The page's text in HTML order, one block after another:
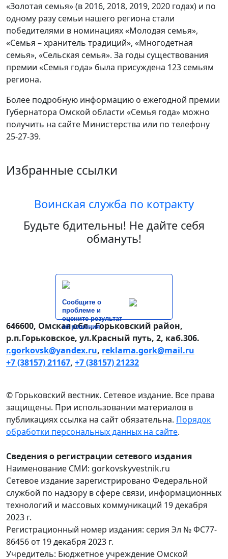
«Золотая семья» (в 2016, 2018, 2019, 2020 годах) и по
одному разу семьи нашего региона стали
победителями в номинациях «Молодая семья»,
«Семья – хранитель традиций», «Многодетная
семья», «Сельская семья». За годы существования
премии «Семья года» была присуждена 123 семьям
региона.
Более подробную информацию о ежегодной премии
Губернатора Омской области «Семья года» можно
получить на сайте Министерства или по телефону
25-27-39.
Избранные ссылки
Воинская служба по котракту
Будьте бдительны! Не дайте себя
обмануть!
Сообщите о
проблеме и
оцените результат
её решения
646600, Омская обл., Горьковский район,
р.п.Горьковское, ул.Красный путь, 2, каб.306.
r.gorkovsk@yandex.ru, reklama.gork@mail.ru
+7 (38157) 21167, +7 (38157) 21232
© Горьковский вестник. Сетевое издание. Все права
защищены. При использовании материалов в
публикациях ссылка на сайт обязательна. Порядок
обработки персональных данных на сайте.
Сведения о регистрации сетевого издания
Наименование СМИ: gorkovskyvestnik.ru
Сетевое издание зарегистрировано Федеральной
службой по надзору в сфере связи, информационных
технологий и массовых коммуникаций 19 декабря
2023 г.
Регистрационный номер издания: серия Эл № ФС77-
86456 от 19 декабря 2023 г.
Учредитель: Бюджетное учреждение Омской